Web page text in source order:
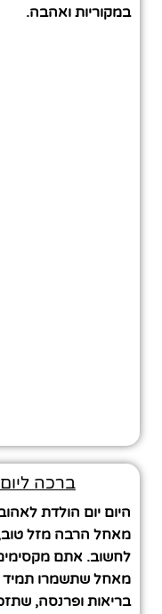
במקוריות ואהבה.
ברכה
היום יום הולדת
מאחל הרבה מזל
לחשוב. אתם
מאחל שתשמרו
בריאות ופרנסה,